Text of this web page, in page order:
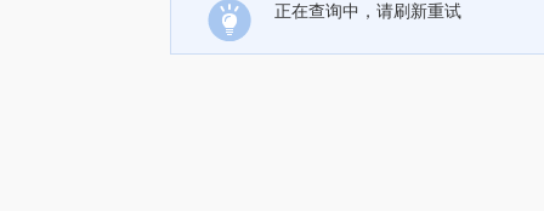
正在查询中，请刷新重试